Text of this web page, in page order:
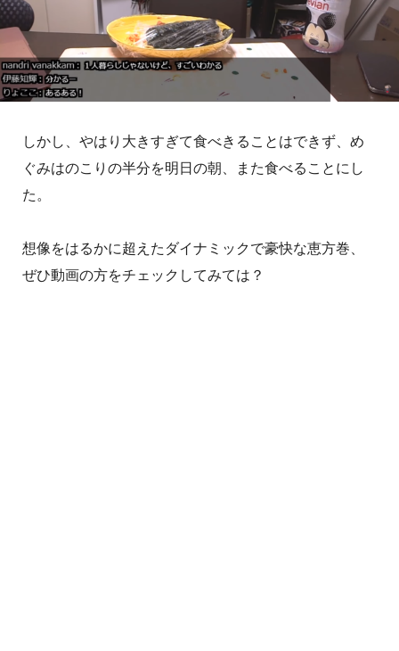
しかし、やはり大きすぎて食べきることはできず、め
ぐみはのこりの半分を明日の朝、また食べることにし
た。
想像をはるかに超えたダイナミックで豪快な恵方巻、
ぜひ動画の方をチェックしてみては？